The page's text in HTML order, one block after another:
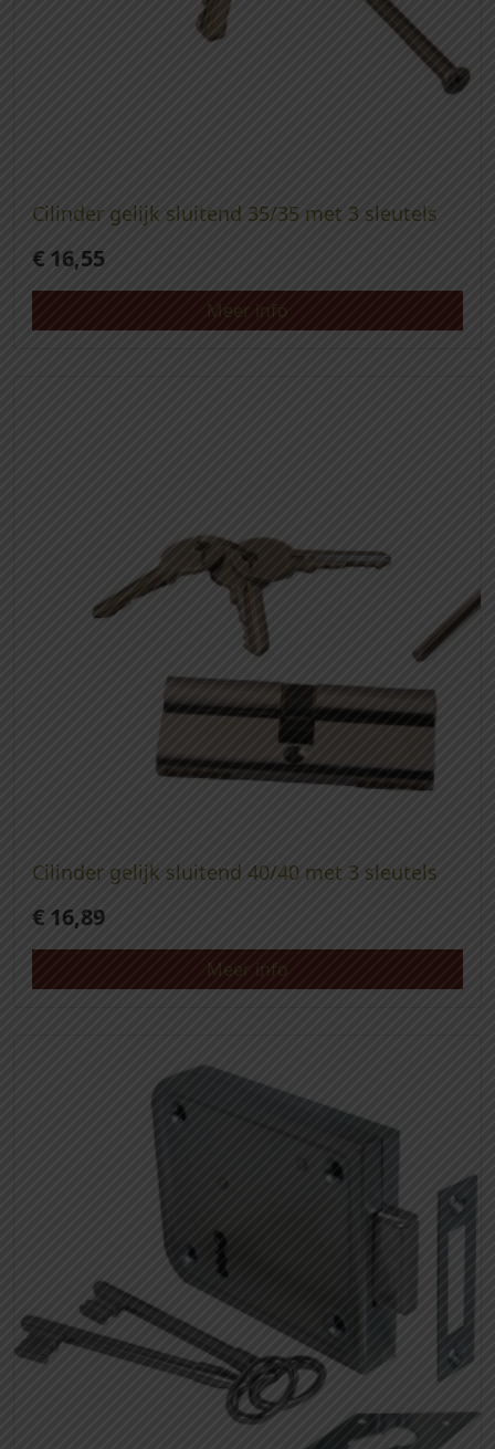
Cilinder gelijk sluitend 35/35 met 3 sleutels
€ 16,55
Meer info
Cilinder gelijk sluitend 40/40 met 3 sleutels
€ 16,89
Meer info